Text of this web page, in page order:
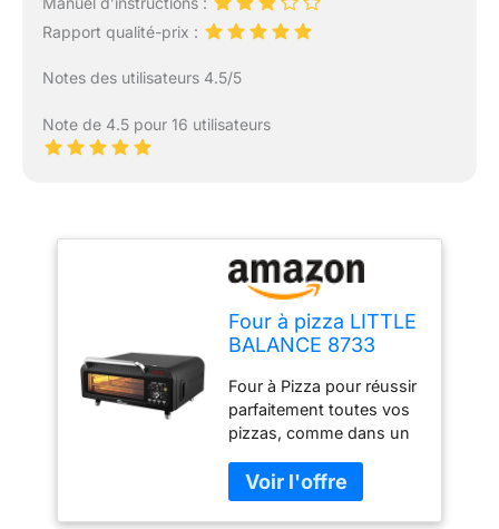
Rapport qualité-prix :
Notes des utilisateurs 4.5/5
Note de 4.5 pour 16 utilisateurs
Four à pizza LITTLE
BALANCE 8733
Four à Pizza pour réussir
parfaitement toutes vos
pizzas, comme dans un
: Pizzas faites maison,
Pans, Surgelées ou